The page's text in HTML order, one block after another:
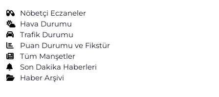
Nöbetçi Eczaneler
Hava Durumu
Trafik Durumu
Puan Durumu ve Fikstür
Tüm Manşetler
Son Dakika Haberleri
Haber Arşivi